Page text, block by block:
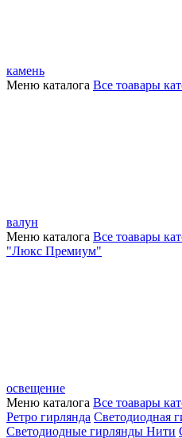
камень
Меню каталога Все тоавары
валун
Меню каталога Все тоавары
"Люкс Премиум"
освещение
Меню каталога Все тоавары
Ретро гирлянда Светодиодная
Светодиодные гирлянды Нити